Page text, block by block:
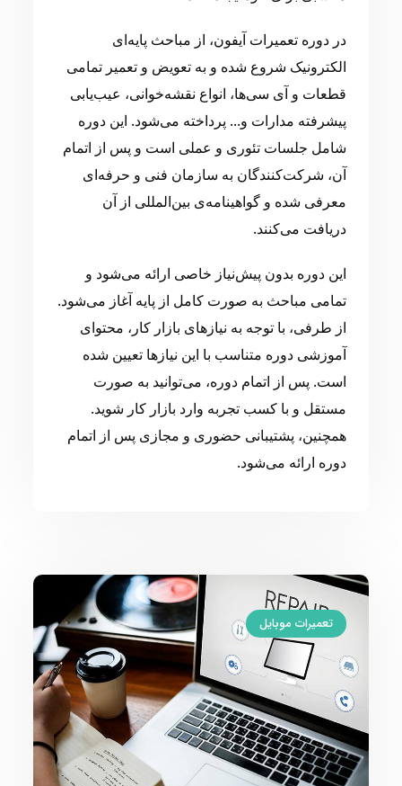
در دوره تعمیرات آیفون، از مباحث پایه‌ای
الکترونیک شروع شده و به تعویض و تعمیر تمامی
قطعات و آی سی‌ها، انواع نقشه‌خوانی، عیب‌یابی
پیشرفته مدارات و... پرداخته می‌شود. این دوره
شامل جلسات تئوری و عملی است و پس از اتمام
آن، شرکت‌کنندگان به سازمان فنی و حرفه‌ای
معرفی شده و گواهینامه‌ی بین‌المللی از آن
دریافت می‌کنند.
این دوره بدون پیش‌نیاز خاصی ارائه می‌شود و
تمامی مباحث به صورت کامل از پایه آغاز می‌شود.
از طرفی، با توجه به نیازهای بازار کار، محتوای
آموزشی دوره متناسب با این نیازها تعیین شده
است. پس از اتمام دوره، می‌توانید به صورت
مستقل و با کسب تجربه وارد بازار کار شوید.
همچنین، پشتیبانی حضوری و مجازی پس از اتمام
دوره ارائه می‌شود.
تعمیرات موبایل